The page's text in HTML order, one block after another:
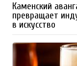
Каменский
превращает
в искусство